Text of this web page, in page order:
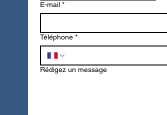
E-mail *
Téléphone *
Rédigez un message